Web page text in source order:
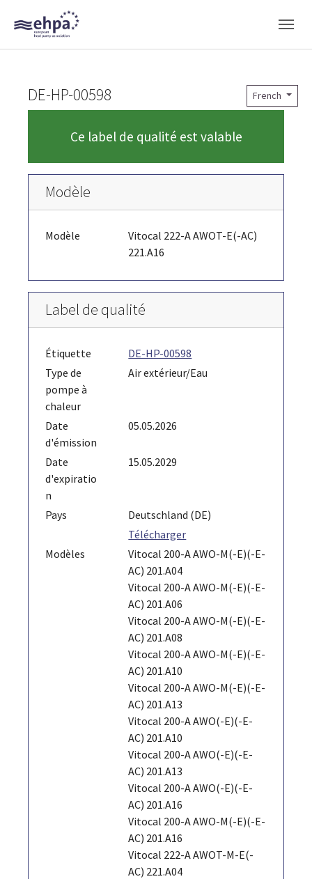
Skip to main navigation
Skip to main content
Skip to page footer
French
DE-HP-00598
Ce label de qualité est valable
Modèle
Modèle
Vitocal 222-A AWOT-E(-AC)
221.A16
Label de qualité
Étiquette
DE-HP-00598
Type de
pompe à
chaleur
Air extérieur/Eau
Date
d'émission
05.05.2026
Date
d'expiratio
n
15.05.2029
Pays
Deutschland (DE)
Télécharger
Modèles
Vitocal 200-A AWO-M(-E)(-E-
AC) 201.A04
Vitocal 200-A AWO-M(-E)(-E-
AC) 201.A06
Vitocal 200-A AWO-M(-E)(-E-
AC) 201.A08
Vitocal 200-A AWO-M(-E)(-E-
AC) 201.A10
Vitocal 200-A AWO-M(-E)(-E-
AC) 201.A13
Vitocal 200-A AWO(-E)(-E-
AC) 201.A10
Vitocal 200-A AWO(-E)(-E-
AC) 201.A13
Vitocal 200-A AWO(-E)(-E-
AC) 201.A16
Vitocal 200-A AWO-M(-E)(-E-
AC) 201.A16
Vitocal 222-A AWOT-M-E(-
AC) 221.A04